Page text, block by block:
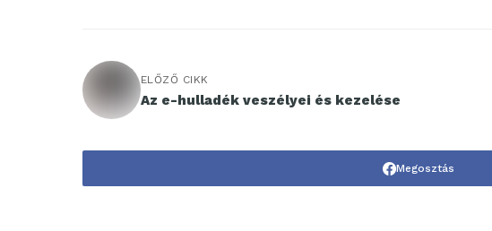
ELŐZŐ CIKK
Az e-hulladék veszélyei és kezelése
Megosztás